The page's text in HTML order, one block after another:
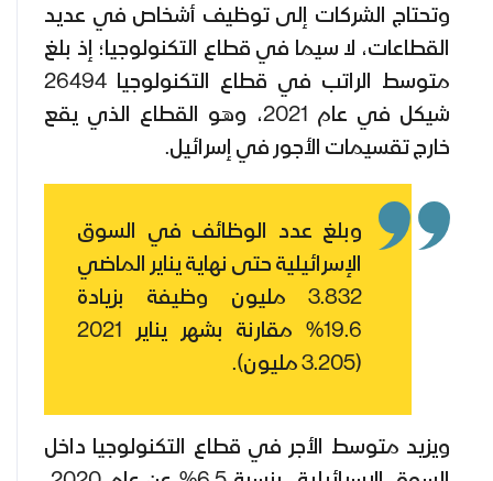
وتحتاج الشركات إلى توظيف أشخاص في عديد
القطاعات، لا سيما في قطاع التكنولوجيا؛ إذ بلغ
متوسط ​​الراتب في قطاع التكنولوجيا 26494
شيكل في عام 2021، وهو القطاع الذي يقع
خارج تقسيمات الأجور في إسرائيل.
وبلغ عدد الوظائف في السوق
الإسرائيلية حتى نهاية يناير الماضي
3.832 مليون وظيفة بزيادة
19.6% مقارنة بشهر يناير 2021
(3.205 مليون).
ويزيد متوسط الأجر في قطاع التكنولوجيا داخل